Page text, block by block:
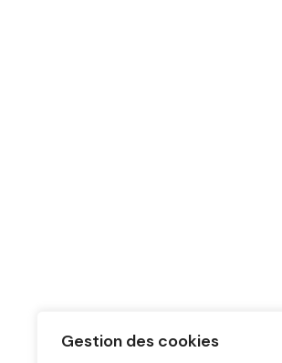
Gestion des cookies